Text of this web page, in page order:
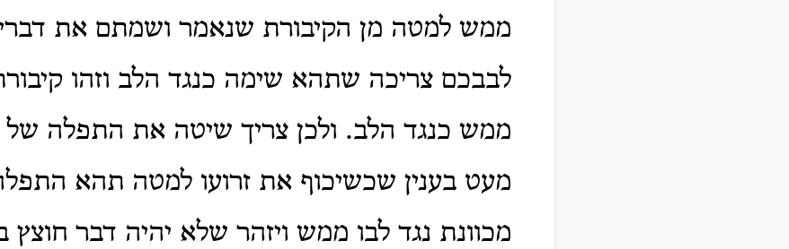
ממש למטה מן הקיבורת שנאמר ושמתם את
לבבכם צריכה שתהא שימה כנגד הלב וזהו
ממש כנגד הלב. ולכן צריך שיטה את התפלה של
מעט בענין שכשיכוף את זרועו למטה תהא
מכוונת נגד לבו ממש ויזהר שלא יהיה דבר חוצץ